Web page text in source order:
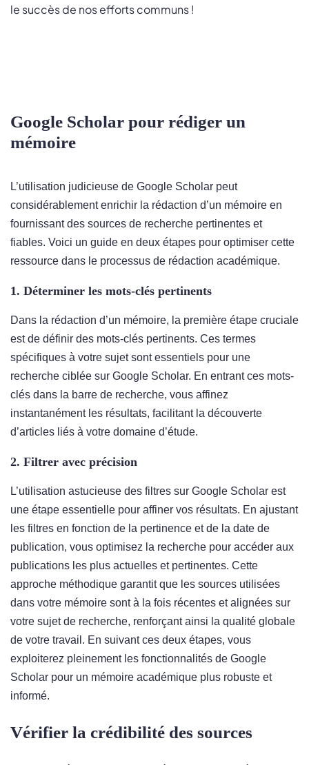
le succès de nos efforts communs !
Google Scholar pour rédiger un
mémoire
L’utilisation judicieuse de Google Scholar peut
considérablement enrichir la rédaction d’un mémoire en
fournissant des sources de recherche pertinentes et
fiables. Voici un guide en deux étapes pour optimiser cette
ressource dans le processus de rédaction académique.
1. Déterminer les mots-clés pertinents
Dans la rédaction d’un mémoire, la première étape cruciale
est de définir des mots-clés pertinents. Ces termes
spécifiques à votre sujet sont essentiels pour une
recherche ciblée sur Google Scholar. En entrant ces mots-
clés dans la barre de recherche, vous affinez
instantanément les résultats, facilitant la découverte
d’articles liés à votre domaine d’étude.
2. Filtrer avec précision
L’utilisation astucieuse des filtres sur Google Scholar est
une étape essentielle pour affiner vos résultats. En ajustant
les filtres en fonction de la pertinence et de la date de
publication, vous optimisez la recherche pour accéder aux
publications les plus actuelles et pertinentes. Cette
approche méthodique garantit que les sources utilisées
dans votre mémoire sont à la fois récentes et alignées sur
votre sujet de recherche, renforçant ainsi la qualité globale
de votre travail. En suivant ces deux étapes, vous
exploiterez pleinement les fonctionnalités de Google
Scholar pour un mémoire académique plus robuste et
informé.
Vérifier la crédibilité des sources